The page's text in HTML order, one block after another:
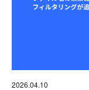
2026.04.10